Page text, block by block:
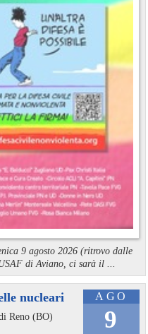
9 agosto 2026 (ritrovo dalle
di Aviano, ci sarà il ...
AGO
9
nucleari
Reno (BO)